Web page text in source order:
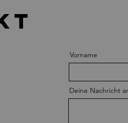
Vorname
Deine Nachricht